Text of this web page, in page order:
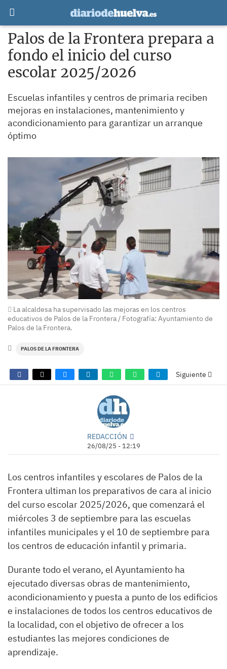
Palos de la Frontera prepara a
fondo el inicio del curso
escolar 2025/2026
Escuelas infantiles y centros de primaria reciben
mejoras en instalaciones, mantenimiento y
acondicionamiento para garantizar un arranque
óptimo
La alcaldesa ha supervisado las mejoras en los centros
educativos de Palos de la Frontera / Fotografía: Ayuntamiento de
Palos de la Frontera.
PALOS DE LA FRONTERA
Siguiente
REDACCIÓN
26/08/25 - 12:19
Los centros infantiles y escolares de Palos de la
Frontera ultiman los preparativos de cara al inicio
del curso escolar 2025/2026, que comenzará el
miércoles 3 de septiembre para las escuelas
infantiles municipales y el 10 de septiembre para
los centros de educación infantil y primaria.
Durante todo el verano, el Ayuntamiento ha
ejecutado diversas obras de mantenimiento,
acondicionamiento y puesta a punto de los edificios
e instalaciones de todos los centros educativos de
la localidad, con el objetivo de ofrecer a los
estudiantes las mejores condiciones de
aprendizaje.